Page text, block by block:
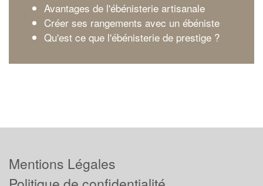
Avantages de l'ébénisterie artisanale
Créer ses rangements avec un ébéniste
Qu'est ce que l'ébénisterie de prestige ?
Mentions Légales